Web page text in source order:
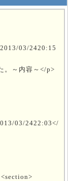
03/2420:15
。～内容～</p>
03/2422:03</